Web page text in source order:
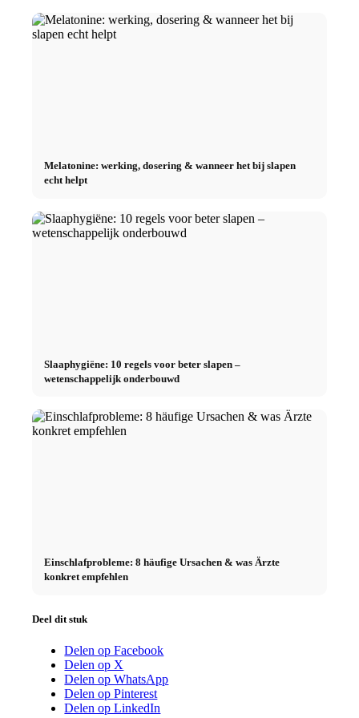
Melatonine: werking, dosering & wanneer het bij slapen
echt helpt
Slaaphygiëne: 10 regels voor beter slapen –
wetenschappelijk onderbouwd
Einschlafprobleme: 8 häufige Ursachen & was Ärzte
konkret empfehlen
Deel dit stuk
Delen op Facebook
Delen op X
Delen op WhatsApp
Delen op Pinterest
Delen op LinkedIn